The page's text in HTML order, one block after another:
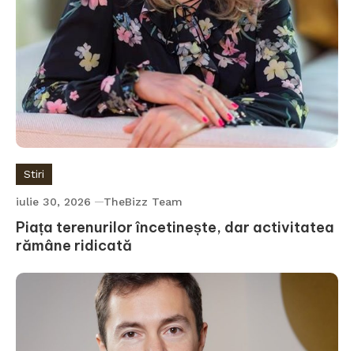
Stiri
iulie 30, 2026 TheBizz Team
Piața terenurilor încetinește, dar activitatea
rămâne ridicată